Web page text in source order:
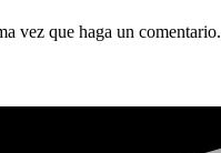
vez que haga un comentario.